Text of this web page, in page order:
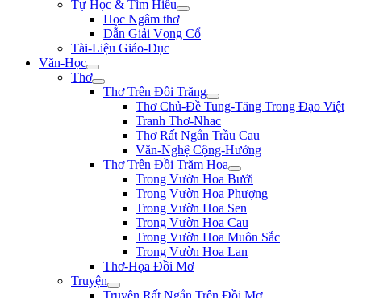
Tự Học & Tìm Hiểu
Học Ngâm thơ
Dẫn Giải Vọng Cổ
Tài-Liệu Giáo-Dục
Văn-Học
Thơ
Thơ Trên Đồi Trăng
Thơ Chủ-Đề Tung-Tăng Trong Đạo Việt
Tranh Thơ-Nhac
Thơ Rất Ngắn Trầu Cau
Văn-Nghệ Cộng-Hưởng
Thơ Trên Đồi Trăm Hoa
Trong Vườn Hoa Bưởi
Trong Vườn Hoa Phượng
Trong Vườn Hoa Sen
Trong Vườn Hoa Cau
Trong Vườn Hoa Muôn Sắc
Trong Vườn Hoa Lan
Thơ-Họa Đồi Mơ
Truyện
Truyện Rất Ngắn Trên Đồi Mơ